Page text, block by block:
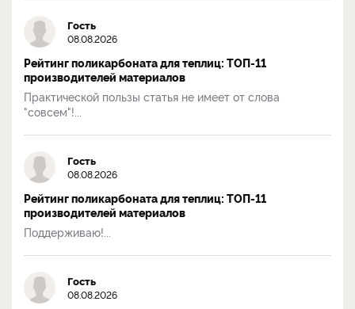
Гость
08.08.2026
Рейтинг поликарбоната для теплиц: ТОП-11
производителей материалов
Практической пользы статья не имеет от слова
"совсем"!...
Гость
08.08.2026
Рейтинг поликарбоната для теплиц: ТОП-11
производителей материалов
Поддерживаю!...
Гость
08.08.2026